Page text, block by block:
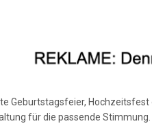
Geburtstagsfeier,
für die passende